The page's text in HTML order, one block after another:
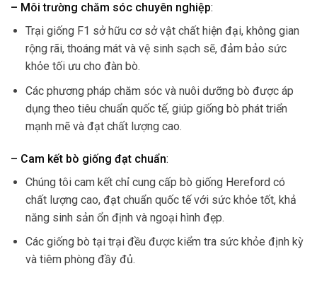
– Môi trường chăm sóc chuyên nghiệp:
Trại giống F1 sở hữu cơ sở vật chất hiện đại, không gian
rộng rãi, thoáng mát và vệ sinh sạch sẽ, đảm bảo sức
khỏe tối ưu cho đàn bò.
Các phương pháp chăm sóc và nuôi dưỡng bò được áp
dụng theo tiêu chuẩn quốc tế, giúp giống bò phát triển
mạnh mẽ và đạt chất lượng cao.
– Cam kết bò giống đạt chuẩn:
Chúng tôi cam kết chỉ cung cấp bò giống Hereford có
chất lượng cao, đạt chuẩn quốc tế với sức khỏe tốt, khả
năng sinh sản ổn định và ngoại hình đẹp.
Các giống bò tại trại đều được kiểm tra sức khỏe định kỳ
và tiêm phòng đầy đủ.